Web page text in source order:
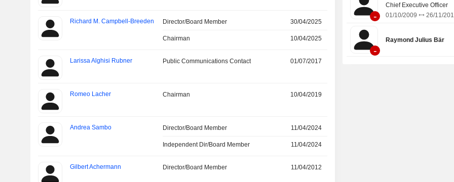
Richard M. Campbell-Breeden Director/Board Member 30/04/2025
Chairman 10/04/2025 30/04/2025
Larissa Alghisi Rubner Public Communications Contact 01/07/2017
Romeo Lacher Chairman 10/04/2019
Andrea Sambo Director/Board Member 11/04/2024
Independent Dir/Board Member 11/04/2024
Gilbert Achermann Director/Board Member 11/04/2012
-
Chief Executive Officer
01/10/2009
26/11/
-
Raymond Julius Bär